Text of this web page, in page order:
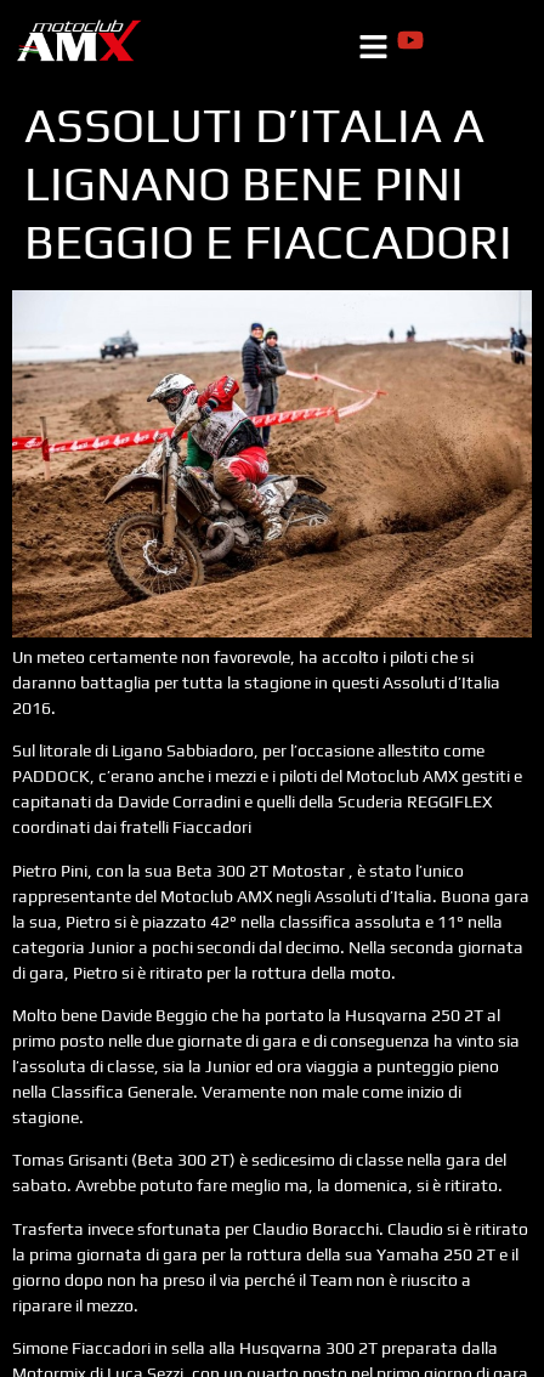
ASSOLUTI D’ITALIA A
LIGNANO BENE PINI
BEGGIO E FIACCADORI
Un meteo certamente non favorevole, ha accolto i piloti che si
daranno battaglia per tutta la stagione in questi Assoluti d’Italia
2016.
Sul litorale di Ligano Sabbiadoro, per l’occasione allestito come
PADDOCK, c’erano anche i mezzi e i piloti del Motoclub AMX gestiti e
capitanati da Davide Corradini e quelli della Scuderia REGGIFLEX
coordinati dai fratelli Fiaccadori
Pietro Pini, con la sua Beta 300 2T Motostar , è stato l’unico
rappresentante del Motoclub AMX negli Assoluti d’Italia. Buona gara
la sua, Pietro si è piazzato 42° nella classifica assoluta e 11° nella
categoria Junior a pochi secondi dal decimo. Nella seconda giornata
di gara, Pietro si è ritirato per la rottura della moto.
Molto bene Davide Beggio che ha portato la Husqvarna 250 2T al
primo posto nelle due giornate di gara e di conseguenza ha vinto sia
l’assoluta di classe, sia la Junior ed ora viaggia a punteggio pieno
nella Classifica Generale. Veramente non male come inizio di
stagione.
Tomas Grisanti (Beta 300 2T) è sedicesimo di classe nella gara del
sabato. Avrebbe potuto fare meglio ma, la domenica, si è ritirato.
Trasferta invece sfortunata per Claudio Boracchi. Claudio si è ritirato
la prima giornata di gara per la rottura della sua Yamaha 250 2T e il
giorno dopo non ha preso il via perché il Team non è riuscito a
riparare il mezzo.
Simone Fiaccadori in sella alla Husqvarna 300 2T preparata dalla